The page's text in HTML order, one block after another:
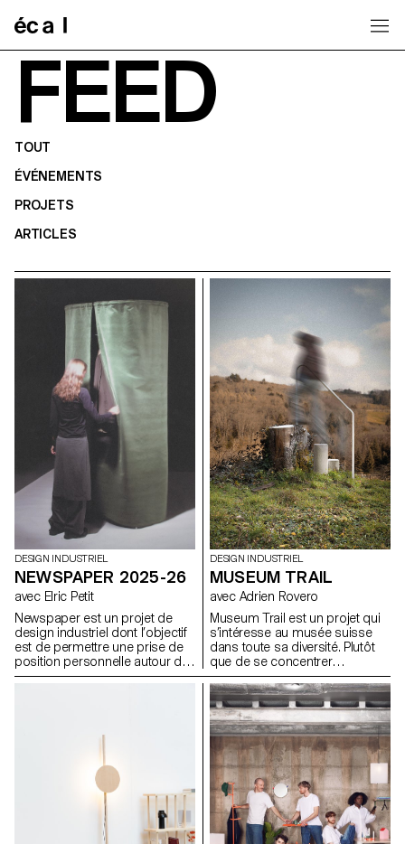
FEED
TOUT
ÉVÉNEMENTS
PROJETS
ARTICLES
DESIGN INDUSTRIEL
NEWSPAPER 2025-26
avec Elric Petit
Newspaper est un projet de
design industriel dont l’objectif
est de permettre une prise de
position personnelle autour du
sujet de son choix. Le projet
de départ conceptuel et
l’interprétation et la traduction
de ce contenu écrit, le projet
invite à développer une réflexion
de design, en questionnant les
enjeux, les formes et les
usages liés au thème abordé.
DESIGN INDUSTRIEL
MUSEUM TRAIL
avec Adrien Rovero
Museum Trail est un projet qui
s’intéresse au musée suisse
dans toute sa diversité. Plutôt
que de se concentrer
uniquement sur les grandes
institutions largement
fréquentées, le projet explore
ce que signifie aujourd’hui «
musée » dans un pays qui
compte plus de mille structures
muséales, soit l’une des plus
fortes densités au monde.